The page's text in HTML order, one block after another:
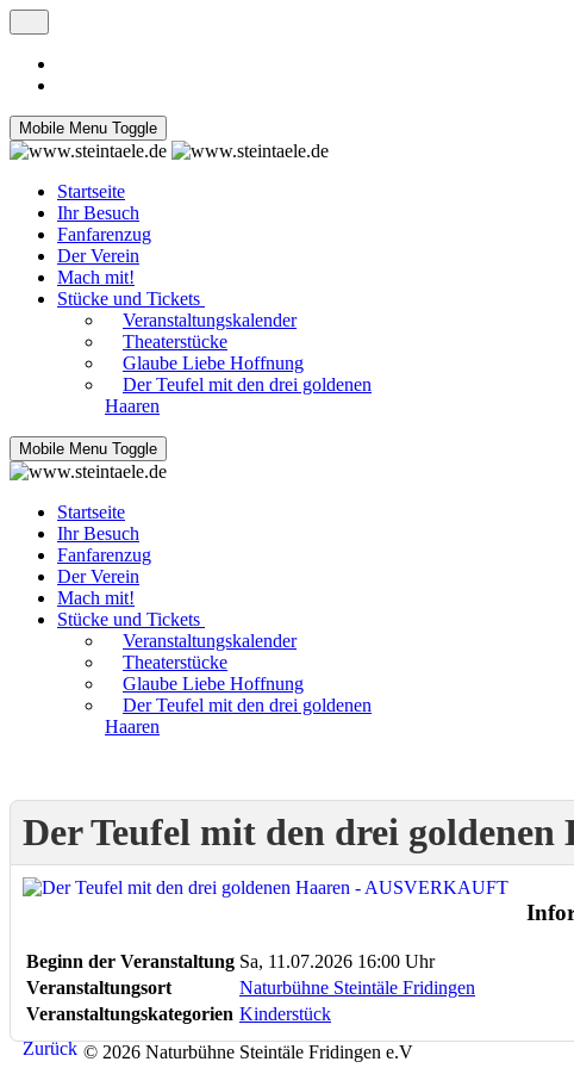
Mobile Menu Toggle
Startseite
Ihr Besuch
Fanfarenzug
Der Verein
Mach mit!
Stücke und Tickets
Veranstaltungskalender
Theaterstücke
Glaube Liebe Hoffnung
Der Teufel mit den drei goldenen
Haaren
Mobile Menu Toggle
Startseite
Ihr Besuch
Fanfarenzug
Der Verein
Mach mit!
Stücke und Tickets
Veranstaltungskalender
Theaterstücke
Glaube Liebe Hoffnung
Der Teufel mit den drei goldenen
Haaren
Der Teufel mit den drei
Beginn der Veranstaltung Sa, 11.07.2026 16:00 Uhr
Veranstaltungsort
Naturbühne Steintäle Fridingen
Veranstaltungskategorien Kinderstück
Zurück © 2026 Naturbühne Steintäle Fridingen e.V